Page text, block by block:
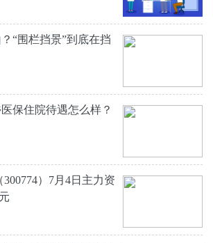
“围栏挡景”到底在挡
保住院待遇怎么样？
）7月4日主力资